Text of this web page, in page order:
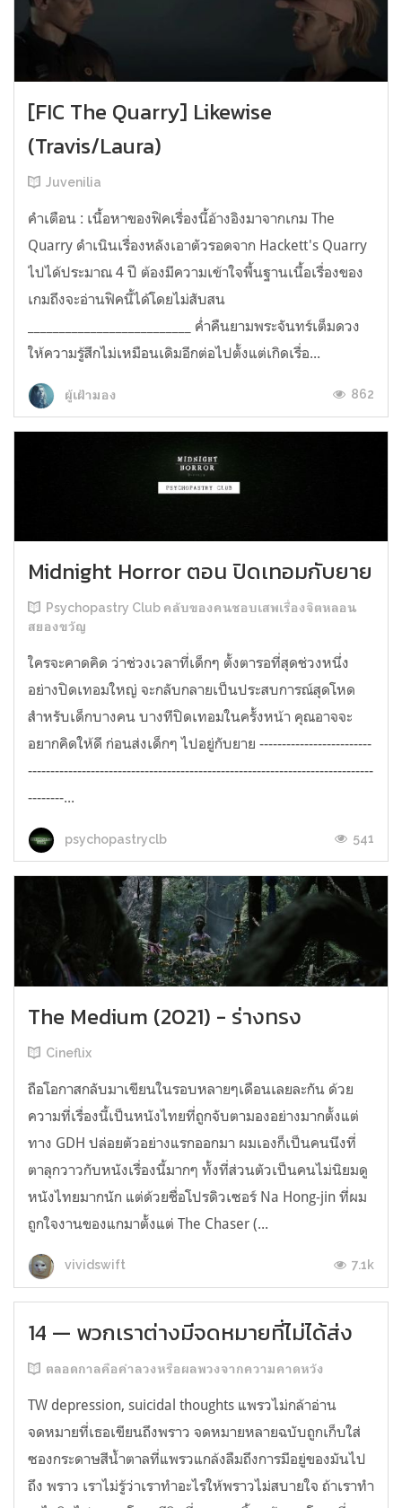
[FIC The Quarry] Likewise
(Travis/Laura)
Juvenilia
คำเตือน : เนื้อหาของฟิคเรื่องนี้อ้างอิงมาจากเกม The
Quarry ดำเนินเรื่องหลังเอาตัวรอดจาก Hackett's Quarry
ไปได้ประมาณ 4 ปี ต้องมีความเข้าใจพื้นฐานเนื้อเรื่องของ
เกมถึงจะอ่านฟิคนี้ได้โดยไม่สับสน
__________________________ ค่ำคืนยามพระจันทร์เต็มดวง
ให้ความรู้สึกไม่เหมือนเดิมอีกต่อไปตั้งแต่เกิดเรื่อ...
ผู้เฝ้ามอง 862
Midnight Horror ตอน ปิดเทอมกับยาย
Psychopastry Club คลับของคนชอบเสพเรื่องจิตหลอน
สยองขวัญ
ใครจะคาดคิด ว่าช่วงเวลาที่เด็กๆ ตั้งตารอที่สุดช่วงหนึ่ง
อย่างปิดเทอมใหญ่ จะกลับกลายเป็นประสบการณ์สุดโหด
สำหรับเด็กบางคน บางทีปิดเทอมในครั้งหน้า คุณอาจจะ
อยากคิดให้ดี ก่อนส่งเด็กๆ ไปอยู่กับยาย -------------------------
-----------------------------------------------------------------------------
--------...
psychopastryclb 541
The Medium (2021) - ร่างทรง
Cineflix
ถือโอกาสกลับมาเขียนในรอบหลายๆเดือนเลยละกัน ด้วย
ความที่เรื่องนี้เป็นหนังไทยที่ถูกจับตามองอย่างมากตั้งแต่
ทาง GDH ปล่อยตัวอย่างแรกออกมา ผมเองก็เป็นคนนึงที่
ตาลุกวาวกับหนังเรื่องนี้มากๆ ทั้งที่ส่วนตัวเป็นคนไม่นิยมดู
หนังไทยมากนัก แต่ด้วยชื่อโปรดิวเซอร์ Na Hong-jin ที่ผม
ถูกใจงานของแกมาตั้งแต่ The Chaser (...
vividswift 7.1k
14 — พวกเราต่างมีจดหมายที่ไม่ได้ส่ง
ตลอดกาลคือคำลวงหรือผลพวงจากความคาดหวัง
TW depression, suicidal thoughts แพรวไม่กล้าอ่าน
จดหมายที่เธอเขียนถึงพราว จดหมายหลายฉบับถูกเก็บใส่
ซองกระดาษสีน้ำตาลที่แพรวแกล้งลืมถึงการมีอยู่ของมันไป
ถึง พราว เราไม่รู้ว่าเราทำอะไรให้พราวไม่สบายใจ ถ้าเราทำ